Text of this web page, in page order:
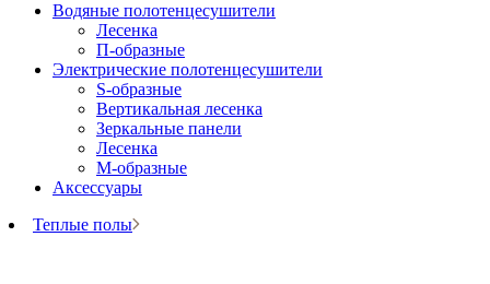
Водяные полотенцесушители
Лесенка
П-образные
Электрические полотенцесушители
S-образные
Вертикальная лесенка
Зеркальные панели
Лесенка
М-образные
Аксессуары
Теплые полы